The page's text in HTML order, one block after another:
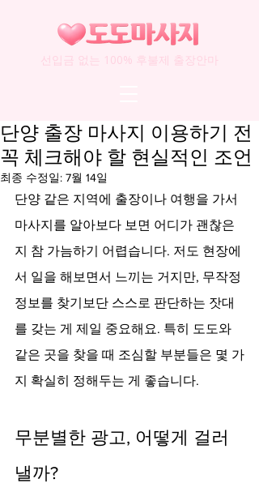
선입금 없는 100% 후불제 출장안마
단양 출장 마사지 이용하기 전
꼭 체크해야 할 현실적인 조언
최종 수정일: 7월 14일
단양 같은 지역에 출장이나 여행을 가서
마사지를 알아보다 보면 어디가 괜찮은
지 참 가늠하기 어렵습니다. 저도 현장에
서 일을 해보면서 느끼는 거지만, 무작정
정보를 찾기보단 스스로 판단하는 잣대
를 갖는 게 제일 중요해요. 특히 도도와
같은 곳을 찾을 때 조심할 부분들은 몇 가
지 확실히 정해두는 게 좋습니다.
무분별한 광고, 어떻게 걸러
낼까?